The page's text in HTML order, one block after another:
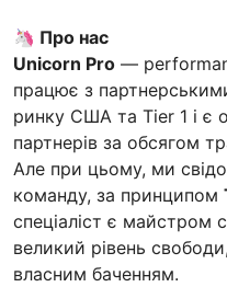
🦄 Про нас
Unicorn Pro —
працює з
ринку США та Tier 1 і є
партнерів за обсягом
Але при цьому, ми
команду, за принципом
спеціаліст є майстром
великий рівень
власним баченням.